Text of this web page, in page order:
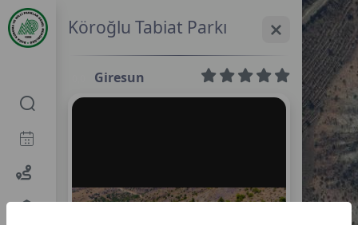
Köroğlu Tabiat Parkı
Giresun